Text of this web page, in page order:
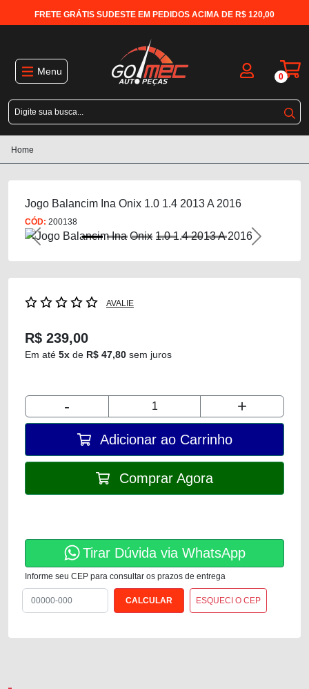
FRETE GRÁTIS SUDESTE EM PEDIDOS ACIMA DE R$ 120,00
Menu 0
Home
Jogo Balancim Ina Onix 1.0 1.4 2013 A 2016
CÓD: 200138
Previous Next
AVALIE
R$ 239,00
Em até 5x de R$ 47,80 sem juros
- +
Adicionar ao Carrinho
Comprar Agora
Tirar Dúvida via WhatsApp
Informe seu CEP para consultar os prazos de entrega
ESQUECI O CEP